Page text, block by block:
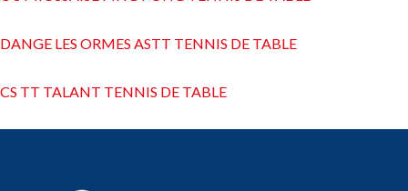
DANGE LES ORMES ASTT TENNIS DE TABLE
CS TT TALANT TENNIS DE TABLE